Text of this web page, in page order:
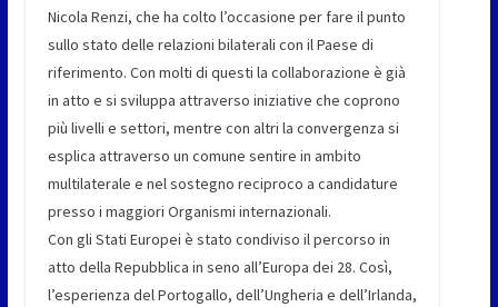
Nicola Renzi, che ha colto l’occasione per fare il punto
sullo stato delle relazioni bilaterali con il Paese di
riferimento. Con molti di questi la collaborazione è già
in atto e si sviluppa attraverso iniziative che coprono
più livelli e settori, mentre con altri la convergenza si
esplica attraverso un comune sentire in ambito
multilaterale e nel sostegno reciproco a candidature
presso i maggiori Organismi internazionali.
Con gli Stati Europei è stato condiviso il percorso in
atto della Repubblica in seno all’Europa dei 28. Così,
l’esperienza del Portogallo, dell’Ungheria e dell’Irlanda,